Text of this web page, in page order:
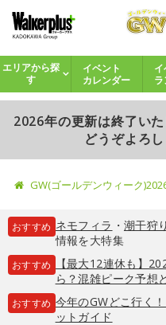
エリアから探
す
イベント
カレンダー
イ
2026年の更新は終了い
どうぞよろ
GW(ゴールデンウィーク
おすすめ ネモフィラ ・ 潮干狩り
情報を大特集
おすすめ
【最大12連休も】
ら？混雑ピーク予想
おすすめ 今年のGWどこ行く
ットガイド